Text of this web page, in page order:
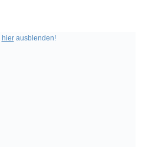
hierausblenden!